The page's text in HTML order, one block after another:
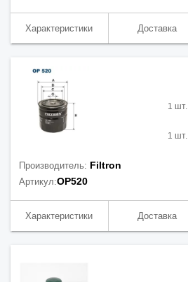
Характеристики Доставка
1 шт.
1 шт.
Производитель: Filtron
Артикул:OP520
Характеристики Доставка